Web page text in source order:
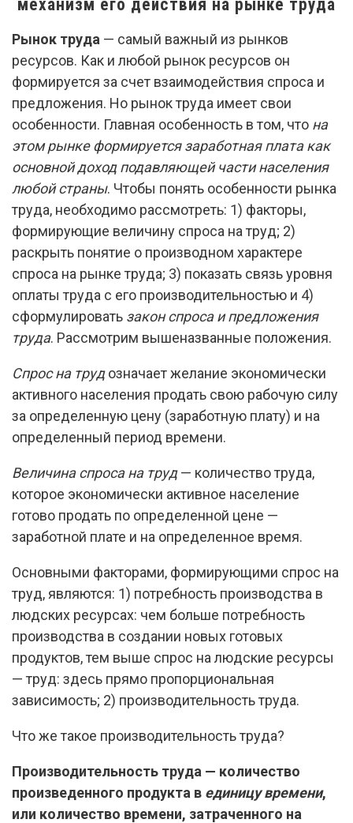
механизм его действия на рынке труда
Рынок труда — самый важный из рынков
ресурсов. Как и любой рынок ресурсов он
формируется за счет взаимодействия спроса и
предложения. Но рынок труда имеет свои
особенности. Главная особенность в том, что на
этом рынке формируется заработная плата как
основной доход подавляющей части населения
любой страны. Чтобы понять особенности рынка
труда, необходимо рассмотреть: 1) факторы,
формирующие величину спроса на труд; 2)
раскрыть понятие о производном характере
спроса на рынке труда; 3) показать связь уровня
оплаты труда с его производительностью и 4)
сформулировать закон спроса и предложения
труда. Рассмотрим вышеназванные положения.
Спрос на трудозначает желание экономически
активного населения продать свою рабочую силу
за определенную цену (заработную плату) и на
определенный период времени.
Величина спроса на труд— количество труда,
которое экономически активное население
готово продать по определенной цене —
заработной плате и на определенное время.
Основными факторами, формирующими спрос на
труд, являются: 1) потребность производства в
людских ресурсах: чем больше потребность
производства в создании новых готовых
продуктов, тем выше спрос на людские ресурсы
— труд: здесь прямо пропорциональная
зависимость; 2) производительность труда.
Что же такое производительность труда?
Производительность труда — количество
произведенного продукта в единицу времени,
или количество времени, затраченного на